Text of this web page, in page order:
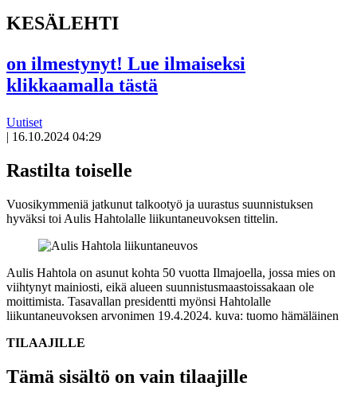
KESÄLEHTI
on ilmestynyt! Lue ilmaiseksi
klikkaamalla tästä
Uutiset
| 16.10.2024 04:29
Rastilta toiselle
Vuosikymmeniä jatkunut talkootyö ja uurastus suunnistuksen
hyväksi toi Aulis Hahtolalle liikuntaneuvoksen tittelin.
Aulis Hahtola on asunut kohta 50 vuotta Ilmajoella, jossa mies on
viihtynyt mainiosti, eikä alueen suunnistusmaastoissakaan ole
moittimista. Tasavallan presidentti myönsi Hahtolalle
liikuntaneuvoksen arvonimen 19.4.2024. kuva: tuomo hämäläinen
TILAAJILLE
Tämä sisältö on vain tilaajille